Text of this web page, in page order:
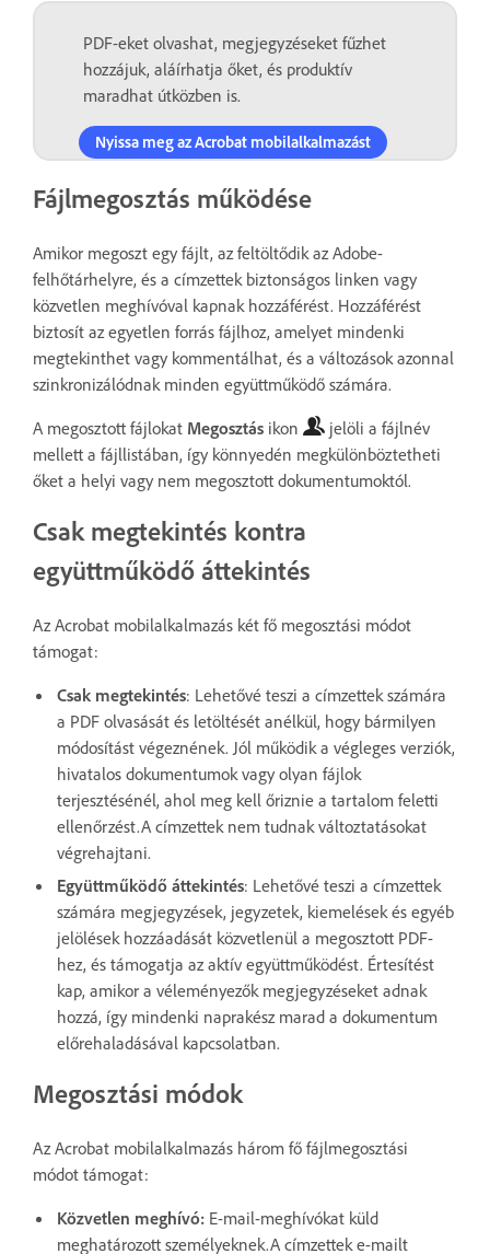
PDF-eket olvashat, megjegyzéseket fűzhet
hozzájuk, aláírhatja őket, és produktív
maradhat útközben is.
Nyissa meg az Acrobat mobilalkalmazást
Fájlmegosztás működése
Amikor megoszt egy fájlt, az feltöltődik az Adobe-
felhőtárhelyre, és a címzettek biztonságos linken vagy
közvetlen meghívóval kapnak hozzáférést. Hozzáférést
biztosít az egyetlen forrás fájlhoz, amelyet mindenki
megtekinthet vagy kommentálhat, és a változások azonnal
szinkronizálódnak minden együttműködő számára.
A megosztott fájlokat Megosztás ikon
jelöli a fájlnév
mellett a fájllistában, így könnyedén megkülönböztetheti
őket a helyi vagy nem megosztott dokumentumoktól.
Csak megtekintés kontra
együttműködő áttekintés
Az Acrobat mobilalkalmazás két fő megosztási módot
támogat:
Csak megtekintés: Lehetővé teszi a címzettek számára
a PDF olvasását és letöltését anélkül, hogy bármilyen
módosítást végeznének. Jól működik a végleges verziók,
hivatalos dokumentumok vagy olyan fájlok
terjesztésénél, ahol meg kell őriznie a tartalom feletti
ellenőrzést.A címzettek nem tudnak változtatásokat
végrehajtani.
Együttműködő áttekintés: Lehetővé teszi a címzettek
számára megjegyzések, jegyzetek, kiemelések és egyéb
jelölések hozzáadását közvetlenül a megosztott PDF-
hez, és támogatja az aktív együttműködést. Értesítést
kap, amikor a véleményezők megjegyzéseket adnak
hozzá, így mindenki naprakész marad a dokumentum
előrehaladásával kapcsolatban.
Megosztási módok
Az Acrobat mobilalkalmazás három fő fájlmegosztási
módot támogat:
Közvetlen meghívó: E-mail-meghívókat küld
meghatározott személyeknek.A címzettek e-mailt